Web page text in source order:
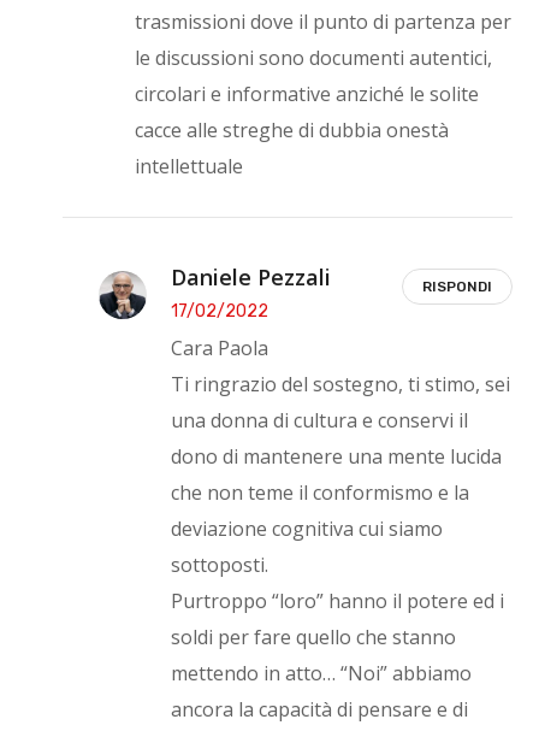
trasmissioni dove il punto di partenza per
le discussioni sono documenti autentici,
circolari e informative anziché le solite
cacce alle streghe di dubbia onestà
intellettuale
Daniele Pezzali
17/02/2022
Cara Paola
Ti ringrazio del sostegno, ti stimo, sei
una donna di cultura e conservi il
dono di mantenere una mente lucida
che non teme il conformismo e la
deviazione cognitiva cui siamo
sottoposti.
Purtroppo “loro” hanno il potere ed i
soldi per fare quello che stanno
mettendo in atto… “Noi” abbiamo
ancora la capacità di pensare e di
RISPONDI